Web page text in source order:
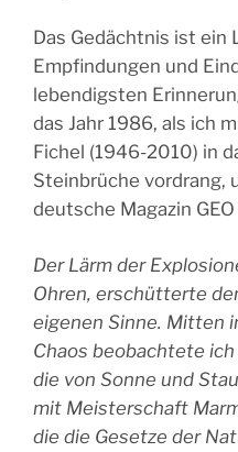
Das Gedächtnis ist ein
Empfindungen und
lebendigsten
das Jahr 1986, als ich
Fichel (1946-2010) in
Steinbrüche vordrang,
deutsche Magazin
Der Lärm der
Ohren, erschütterte
eigenen Sinne. Mitten
Chaos beobachtete
die von Sonne und
mit Meisterschaft
die die Gesetze der